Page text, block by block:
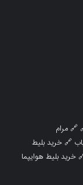
🔗مرام
🔗خرید بلیط
خرید بلیط هوایپما